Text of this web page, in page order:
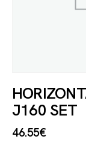
J160 SET
46.55€